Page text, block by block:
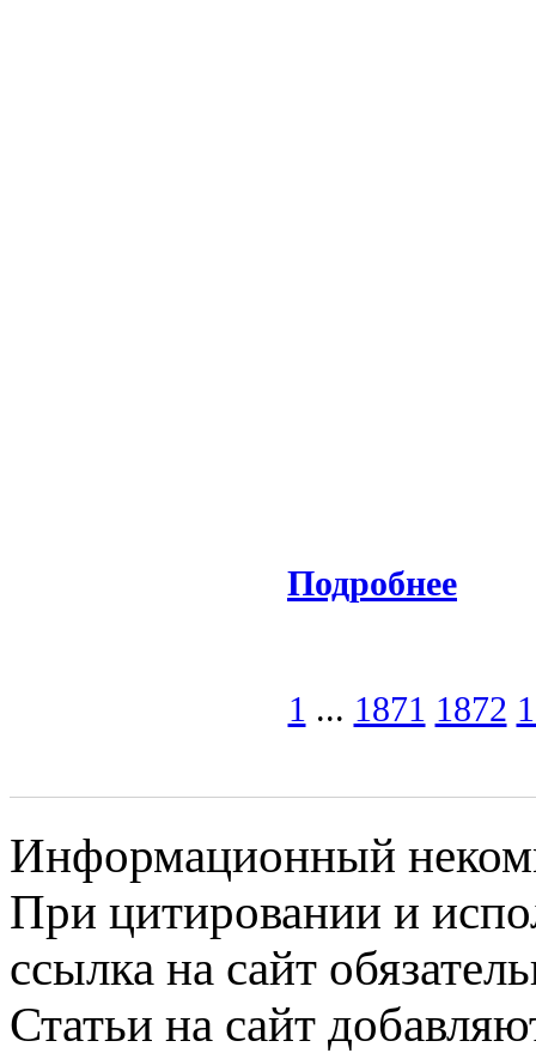
Подробнее
1 ... 1871 1872
Информационный
При цитировании и
ссылка на сайт
Статьи на сайт